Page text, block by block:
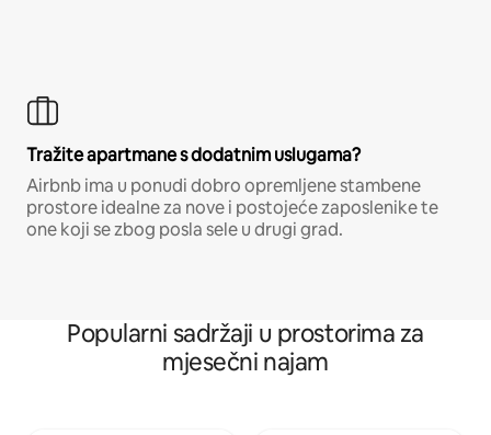
Tražite apartmane s dodatnim uslugama?
Airbnb ima u ponudi dobro opremljene stambene
prostore idealne za nove i postojeće zaposlenike te
one koji se zbog posla sele u drugi grad.
Popularni sadržaji u prostorima za
mjesečni najam